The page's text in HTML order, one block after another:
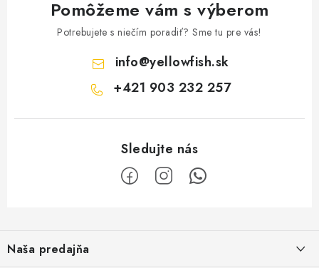
Pomôžeme vám s výberom
Potrebujete s niečím poradiť? Sme tu pre vás!
info@yellowfish.sk
+421 903 232 257
pNaša predajňa